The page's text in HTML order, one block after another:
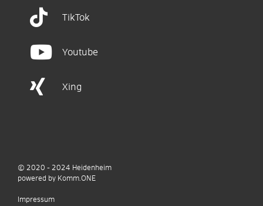
TikTok
Youtube
Xing
© 2020 - 2024 Heidenheim
powered by Komm.ONE
Impressum